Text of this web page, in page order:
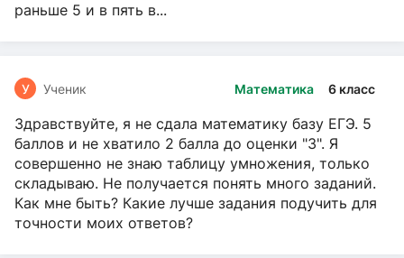
раньше 5 и в пять в...
Математика 6 класс
У Ученик
Здравствуйте, я не сдала математику базу ЕГЭ. 5
баллов и не хватило 2 балла до оценки "3". Я
совершенно не знаю таблицу умножения, только
складываю. Не получается понять много заданий.
Как мне быть? Какие лучше задания подучить для
точности моих ответов?